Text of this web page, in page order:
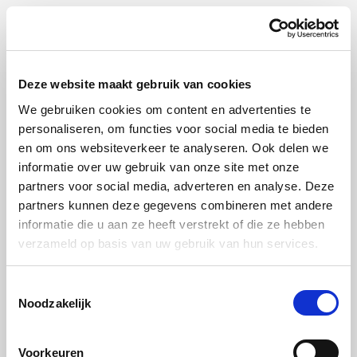
Deze website maakt gebruik van cookies
We gebruiken cookies om content en advertenties te
personaliseren, om functies voor social media te bieden
en om ons websiteverkeer te analyseren. Ook delen we
informatie over uw gebruik van onze site met onze
partners voor social media, adverteren en analyse. Deze
partners kunnen deze gegevens combineren met andere
informatie die u aan ze heeft verstrekt of die ze hebben
verzameld op basis van uw gebruik van hun services.
Noodzakelijk
Voorkeuren
Waar komt dat barretje vandaan?
Ik bedacht de bar. Ik wilde alleen niet dat het standaard
werd. Mij leek het gaaf dat de bar niet geïntegreerd werd
in het werkblad, maar er iets bovenop en meer richting de
woonkamer. Dat maakt het geheel meer speels en ben je
meer in verbinding met de woonkamer.
We kozen bewust voor een televisie in de keuken, omdat